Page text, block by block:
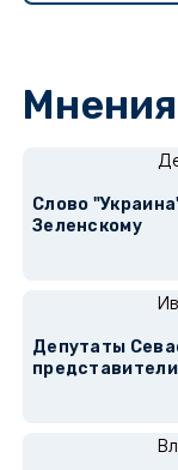
Мнения
Слово
Зеленскому
Депутаты